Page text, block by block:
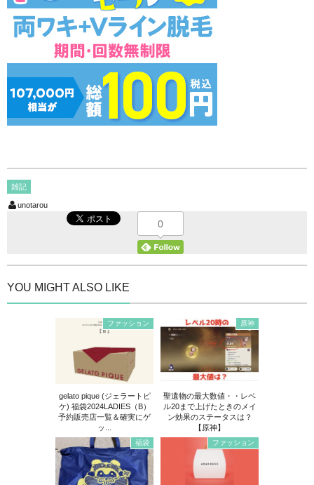
雑記
unotarou
0
YOU MIGHT ALSO LIKE
ファッション
gelato pique (ジェラートピ
ケ) 福袋2024LADIES（B）
予約販売店一覧＆確実にゲ
ッ...
原神
聖遺物の最大数値・・レベ
ル20まで上げたときのメイ
ン効果のステータスは？
【原神】
福袋 ファッション